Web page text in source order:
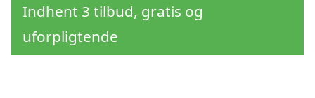
Indhent 3 tilbud, gratis og
uforpligtende